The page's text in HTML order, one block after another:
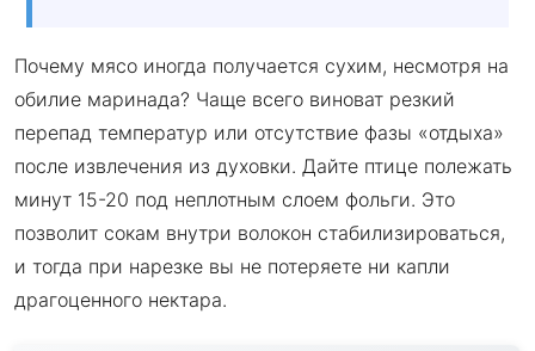
Почему мясо иногда получается сухим, несмотря на
обилие маринада? Чаще всего виноват резкий
перепад температур или отсутствие фазы «отдыха»
после извлечения из духовки. Дайте птице полежать
минут 15-20 под неплотным слоем фольги. Это
позволит сокам внутри волокон стабилизироваться,
и тогда при нарезке вы не потеряете ни капли
драгоценного нектара.